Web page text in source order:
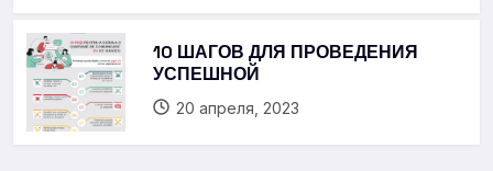
10 ШАГОВ ДЛЯ ПРОВЕДЕНИЯ
УСПЕШНОЙ
20 апреля, 2023